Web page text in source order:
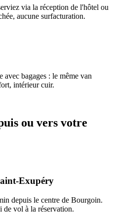
via la réception de l'hôtel ou
aucune surfacturation.
avec bagages : le même van
intérieur cuir.
ou vers votre
Exupéry
depuis le centre de Bourgoin.
vol à la réservation.